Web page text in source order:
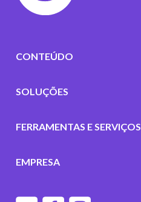
CONTEÚDO
SOLUÇÕES
FERRAMENTAS E SERVIÇOS
EMPRESA